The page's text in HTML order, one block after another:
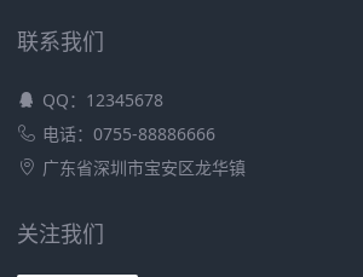
联系我们
QQ：12345678
电话：0755-88886666
广东省深圳市宝安区龙华镇
关注我们